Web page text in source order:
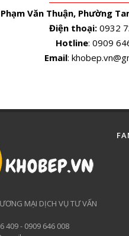
Văn Thuận, Phường
Điện thoại:0932
Hotline: 0909
Email:
MẠI DỊCH VỤ TƯ VẤN
409 - 0909 646 008